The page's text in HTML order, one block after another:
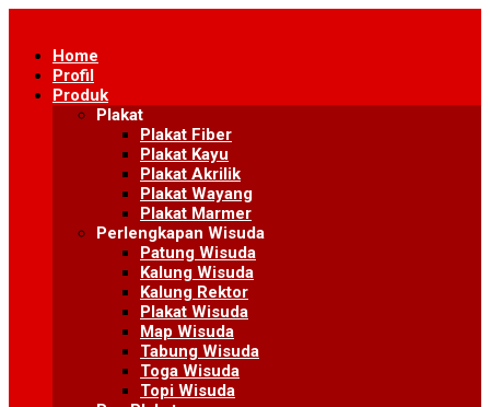
contentHome
Profil
Produk
Plakat
Plakat Fiber
Plakat Kayu
Plakat Akrilik
Plakat Wayang
Plakat Marmer
Perlengkapan Wisuda
Patung Wisuda
Kalung Wisuda
Kalung Rektor
Plakat Wisuda
Map Wisuda
Tabung Wisuda
Toga Wisuda
Topi Wisuda